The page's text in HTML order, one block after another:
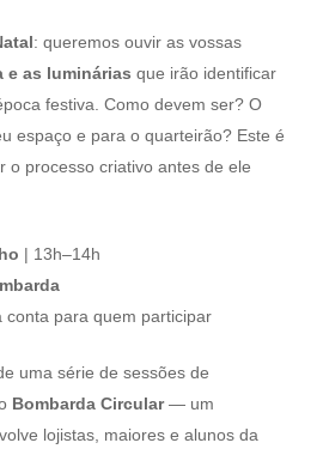
: queremos ouvir as vossas
e as luminárias que irão identificar
festiva. Como devem ser? O
espaço e para o quarteirão? Este é
o processo criativo antes de ele
| 13h–14h
conta para quem participar
uma série de sessões de
Bombarda Circular— um
lojistas, maiores e alunos da